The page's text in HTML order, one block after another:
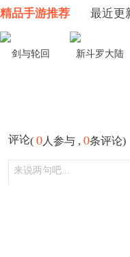
精品手游推荐 最近更
剑与轮回 新斗罗大陆
评论( 0人参与 , 0条评论)